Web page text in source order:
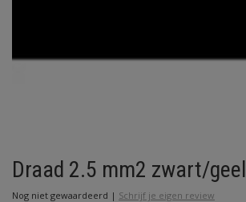
Draad 2.5 mm2 zwart/geel
Nog niet gewaardeerd | Schrijf je eigen review